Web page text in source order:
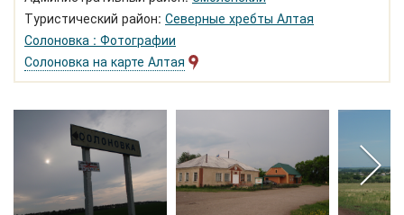
Туристический район: Северные хребты Алтая
Солоновка : Фотографии
Солоновка на карте Алтая